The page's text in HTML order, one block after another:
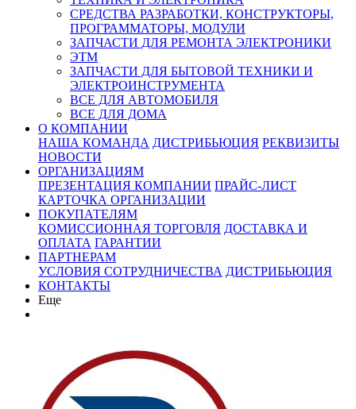
СРЕДСТВА РАЗРАБОТКИ, КОНСТРУКТОРЫ,
ПРОГРАММАТОРЫ, МОДУЛИ
ЗАПЧАСТИ ДЛЯ РЕМОНТА ЭЛЕКТРОНИКИ
ЭТМ
ЗАПЧАСТИ ДЛЯ БЫТОВОЙ ТЕХНИКИ И
ЭЛЕКТРОИНСТРУМЕНТА
ВСЕ ДЛЯ АВТОМОБИЛЯ
ВСЕ ДЛЯ ДОМА
О КОМПАНИИ
НАША КОМАНДА ДИСТРИБЬЮЦИЯ РЕКВИЗИТЫ
НОВОСТИ
ОРГАНИЗАЦИЯМ
ПРЕЗЕНТАЦИЯ КОМПАНИИ ПРАЙС-ЛИСТ
КАРТОЧКА ОРГАНИЗАЦИИ
ПОКУПАТЕЛЯМ
КОМИССИОННАЯ ТОРГОВЛЯ ДОСТАВКА И
ОПЛАТА ГАРАНТИИ
ПАРТНЕРАМ
УСЛОВИЯ СОТРУДНИЧЕСТВА ДИСТРИБЬЮЦИЯ
КОНТАКТЫ
Еще